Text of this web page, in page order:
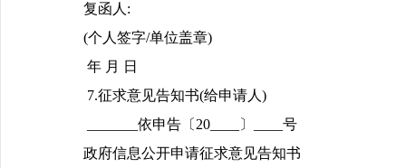
复函人:
(个人签字/单位盖章)
年 月 日
7.征求意见告知书(给申请人)
_______依申告〔20____〕____号
政府信息公开申请征求意见告知书